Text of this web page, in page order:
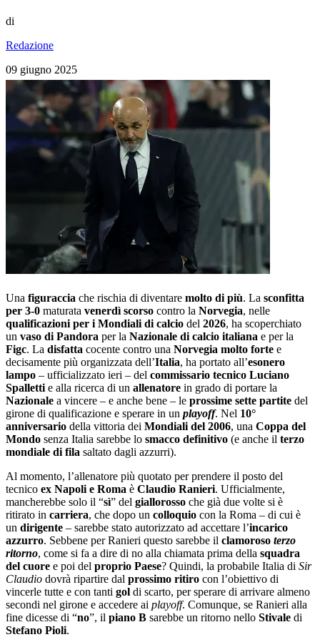
di
Redazione
09 giugno 2025
Una figuraccia che rischia di diventare molto di più. La sconfitta
per 3-0 maturata venerdì scorso contro la Norvegia, nelle
qualificazioni per i Mondiali di calcio del 2026, ha scoperchiato
un vaso di Pandora per la Nazionale di calcio italiana e per la
Figc. La disfatta cocente contro una Norvegia molto forte e
decisamente più organizzata dell’Italia, ha portato all’esonero
lampo – ufficializzato ieri – del commissario tecnico Luciano
Spalletti e alla ricerca di un allenatore in grado di portare la
Nazionale a vincere – e anche bene – le prossime sette partite del
girone di qualificazione e sperare in un playoff. Nel 10°
anniversario della vittoria dei Mondiali del 2006, una Coppa del
Mondo senza Italia sarebbe lo smacco definitivo (e anche il terzo
mondiale di fila saltato dagli azzurri).
Al momento, l’allenatore più quotato per prendere il posto del
tecnico ex Napoli e Roma è Claudio Ranieri. Ufficialmente,
mancherebbe solo il “sì” del giallorosso che già due volte si è
ritirato in carriera, che dopo un colloquio con la Roma – di cui è
un dirigente – sarebbe stato autorizzato ad accettare l’incarico
azzurro. Sebbene per Ranieri questo sarebbe il clamoroso terzo
ritorno, come si fa a dire di no alla chiamata prima della squadra
del cuore e poi del proprio Paese? Quindi, la probabile Italia di Sir
Claudio dovrà ripartire dal prossimo ritiro con l’obiettivo di
vincerle tutte e con tanti gol di scarto, per sperare di arrivare almeno
secondi nel girone e accedere ai playoff. Comunque, se Ranieri alla
fine dicesse di “no”, il piano B sarebbe un ritorno nello Stivale di
Stefano Pioli.